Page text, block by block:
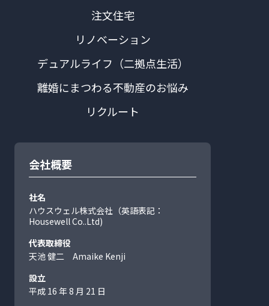
注文住宅
リノベーション
デュアルライフ（二拠点生活）
離婚にまつわる不動産のお悩み
リクルート
会社概要
社名
ハウスウェル株式会社（英語表記：
Housewell Co..Ltd)
代表取締役
天池 健二 Amaike Kenji
設立
平成 16 年 8 月 21 日